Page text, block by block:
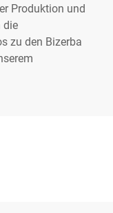
Produktion und
die
zu den Bizerba